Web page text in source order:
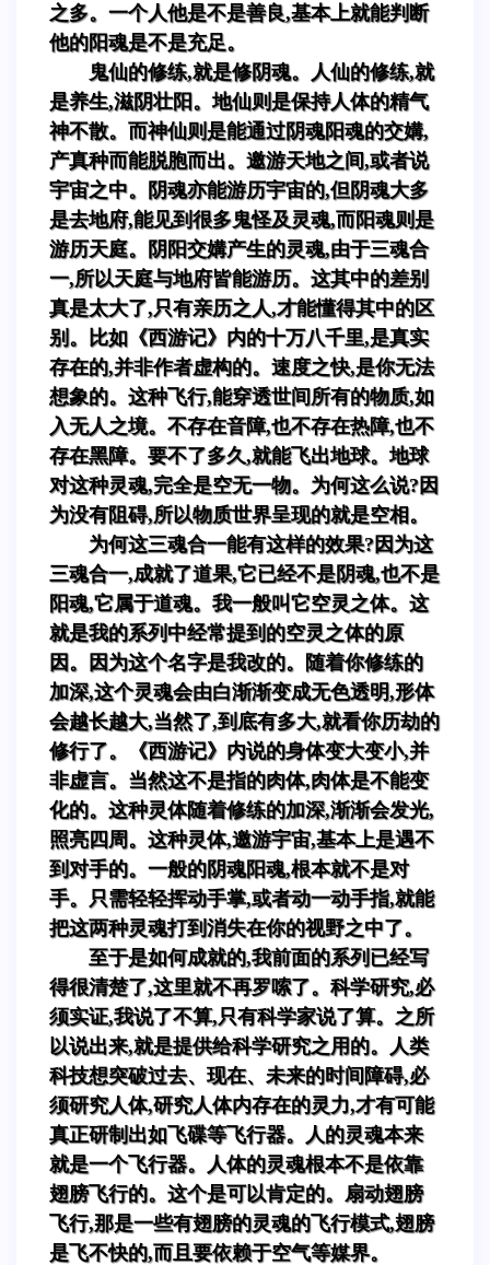
之多。一个人他是不是善良,基本上就能判断
他的阳魂是不是充足。
鬼仙的修练,就是修阴魂。人仙的修练,就
是养生,滋阴壮阳。地仙则是保持人体的精气
神不散。而神仙则是能通过阴魂阳魂的交媾,
产真种而能脱胞而出。邀游天地之间,或者说
宇宙之中。阴魂亦能游历宇宙的,但阴魂大多
是去地府,能见到很多鬼怪及灵魂,而阳魂则是
游历天庭。阴阳交媾产生的灵魂,由于三魂合
一,所以天庭与地府皆能游历。这其中的差别
真是太大了,只有亲历之人,才能懂得其中的区
别。比如《西游记》内的十万八千里,是真实
存在的,并非作者虚构的。速度之快,是你无法
想象的。这种飞行,能穿透世间所有的物质,如
入无人之境。不存在音障,也不存在热障,也不
存在黑障。要不了多久,就能飞出地球。地球
对这种灵魂,完全是空无一物。为何这么说?因
为没有阻碍,所以物质世界呈现的就是空相。
为何这三魂合一能有这样的效果?因为这
三魂合一,成就了道果,它已经不是阴魂,也不是
阳魂,它属于道魂。我一般叫它空灵之体。这
就是我的系列中经常提到的空灵之体的原
因。因为这个名字是我改的。随着你修练的
加深,这个灵魂会由白渐渐变成无色透明,形体
会越长越大,当然了,到底有多大,就看你历劫的
修行了。《西游记》内说的身体变大变小,并
非虚言。当然这不是指的肉体,肉体是不能变
化的。这种灵体随着修练的加深,渐渐会发光,
照亮四周。这种灵体,邀游宇宙,基本上是遇不
到对手的。一般的阴魂阳魂,根本就不是对
手。只需轻轻挥动手掌,或者动一动手指,就能
把这两种灵魂打到消失在你的视野之中了。
至于是如何成就的,我前面的系列已经写
得很清楚了,这里就不再罗嗦了。科学研究,必
须实证,我说了不算,只有科学家说了算。之所
以说出来,就是提供给科学研究之用的。人类
科技想突破过去、现在、未来的时间障碍,必
须研究人体,研究人体内存在的灵力,才有可能
真正研制出如飞碟等飞行器。人的灵魂本来
就是一个飞行器。人体的灵魂根本不是依靠
翅膀飞行的。这个是可以肯定的。扇动翅膀
飞行,那是一些有翅膀的灵魂的飞行模式,翅膀
是飞不快的,而且要依赖于空气等媒界。